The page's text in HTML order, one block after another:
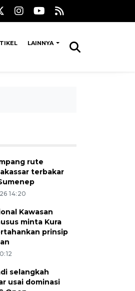
LAINNYA
rute
terbakar
14:20
Kawasan
minta Kura
prinsip
selangkah
usai dominasi